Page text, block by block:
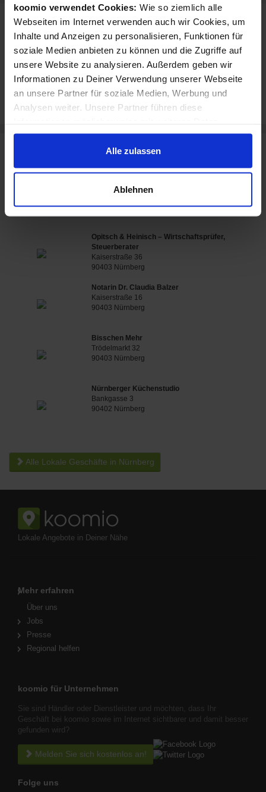
koomio verwendet Cookies: Wie so ziemlich alle
Webseiten im Internet verwenden auch wir Cookies, um
Inhalte und Anzeigen zu personalisieren, Funktionen für
soziale Medien anbieten zu können und die Zugriffe auf
unsere Website zu analysieren. Außerdem geben wir
Informationen zu Deiner Verwendung unserer Webseite
an unsere Partner für soziale Medien, Werbung und
Analysen weiter. Unsere Partner führen diese
zusammen, die Du ihnen bereitgestellt hast oder die sie
im Rahmen Deiner Nutzung der Dienste gesammelt
haben.
Alle zulassen
Ablehnen
Rezensionen für BüroFrisch Büroreinigung
Nürnberg
Dieses Geschäft hat noch keine Bewertungen.
Jetzt eigenen Erfahrungsbericht schreiben
Weitere Lokale Geschäfte in der Nähe der BüroFrisch
BüroFrisch Büroreinigung Nürnberg
90403 Nürnberg
Opitsch & Heinisch – Wirtschaftsprüfer,
Steuerberater
Kaiserstraße 36
90403 Nürnberg
Notarin Dr. Claudia Balzer
Kaiserstraße 16
90403 Nürnberg
Bisschen Mehr
Trödelmarkt 32
90403 Nürnberg
Nürnberger Küchenstudio
Bankgasse 3
90402 Nürnberg
Alle Lokale Geschäfte in Nürnberg
Lokale Angebote in Deiner Nähe
Mehr erfahren
Über uns
Jobs
Presse
Regional helfen
koomio für Unternehmen
Sie sind Händler oder Dienstleister und möchten, dass Ihr
Geschäft bei koomio sowie im Internet sichtbarer und damit besser
gefunden wird?
Melden Sie sich kostenlos an!
Folge uns